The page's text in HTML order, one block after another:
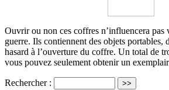
Ouvrir ou non ces coffres n’influencera pas
guerre. Ils contiennent des objets portables,
hasard à l’ouverture du coffre. Un total de
vous pouvez seulement obtenir un
Rechercher :